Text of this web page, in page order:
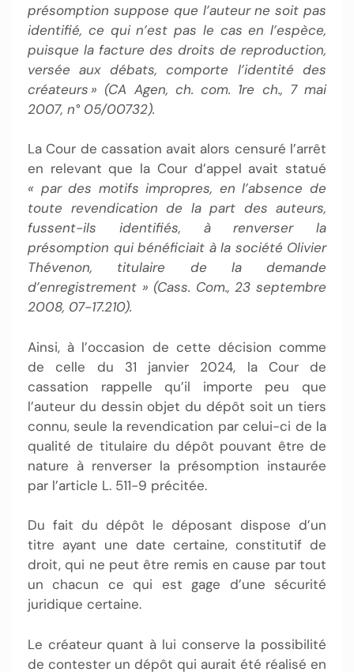
présomption suppose que l’auteur ne soit pas
identifié, ce qui n’est pas le cas en l’espèce,
puisque la facture des droits de reproduction,
versée aux débats, comporte l’identité des
créateurs » (CA Agen, ch. com. 1re ch., 7 mai
2007, n° 05/00732).
La Cour de cassation avait alors censuré l’arrêt
en relevant que la Cour d’appel avait statué
« par des motifs impropres, en l’absence de
toute revendication de la part des auteurs,
fussent-ils identifiés, à renverser la
présomption qui bénéficiait à la société Olivier
Thévenon, titulaire de la demande
d’enregistrement » (Cass. Com., 23 septembre
2008, 07-17.210).
Ainsi, à l’occasion de cette décision comme
de celle du 31 janvier 2024, la Cour de
cassation rappelle qu’il importe peu que
l’auteur du dessin objet du dépôt soit un tiers
connu, seule la revendication par celui-ci de la
qualité de titulaire du dépôt pouvant être de
nature à renverser la présomption instaurée
par l’article L. 511-9 précitée.
Du fait du dépôt le déposant dispose d’un
titre ayant une date certaine, constitutif de
droit, qui ne peut être remis en cause par tout
un chacun ce qui est gage d’une sécurité
juridique certaine.
Le créateur quant à lui conserve la possibilité
de contester un dépôt qui aurait été réalisé en